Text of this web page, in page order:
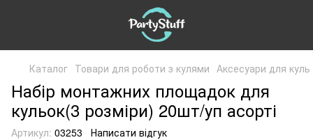
Каталог Товари для роботи з кулями Аксесуари для куль
Набір монтажних площадок для
кульок(3 розміри) 20шт/уп асорті
Артикул: 03253 Написати відгук